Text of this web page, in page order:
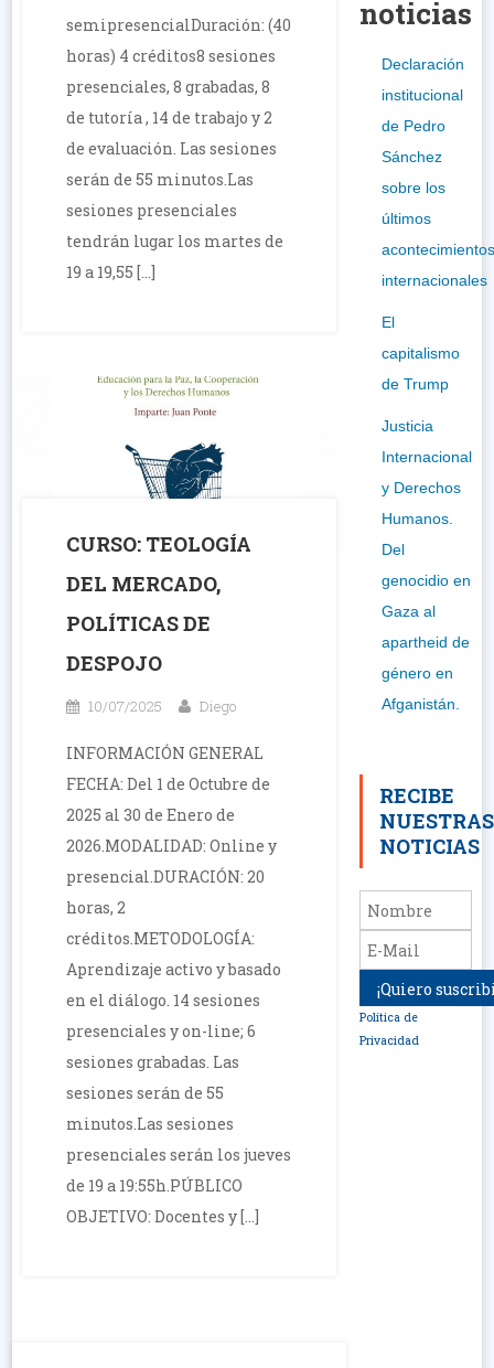
semipresencialDuración: (40
horas) 4 créditos8 sesiones
presenciales, 8 grabadas, 8
de tutoría , 14 de trabajo y 2
de evaluación. Las sesiones
serán de 55 minutos.Las
sesiones presenciales
tendrán lugar los martes de
19 a 19,55 […]
CURSO: TEOLOGÍA
DEL MERCADO,
POLÍTICAS DE
DESPOJO
10/07/2025 Diego
INFORMACIÓN GENERAL
FECHA: Del 1 de Octubre de
2025 al 30 de Enero de
2026.MODALIDAD: Online y
presencial.DURACIÓN: 20
horas, 2
créditos.METODOLOGÍA:
Aprendizaje activo y basado
en el diálogo. 14 sesiones
presenciales y on-line; 6
sesiones grabadas. Las
sesiones serán de 55
minutos.Las sesiones
presenciales serán los jueves
de 19 a 19:55h.PÚBLICO
OBJETIVO: Docentes y […]
noticias
Declaración
institucional
de Pedro
Sánchez
sobre los
últimos
internacionales
El
capitalismo
de Trump
Justicia
Internacional
y Derechos
Humanos.
Del
genocidio en
Gaza al
apartheid de
género en
Afganistán.
RECIBE
NUESTRAS
NOTICIAS
Política de
Privacidad